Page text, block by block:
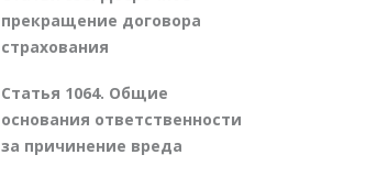
прекращение договора
страхования
Статья 1064. Общие
основания ответственности
за причинение вреда